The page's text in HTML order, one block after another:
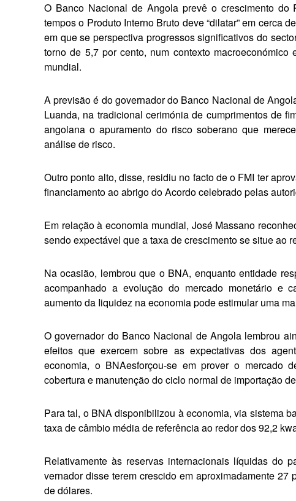
O Banco Nacional de Angola prevê o crescimento
tempos o Produto Interno Bruto deve “dilatar” em cerca
em que se perspectiva progressos significativos do
torno de 5,7 por cento, num contexto
mundial.
A previsão é do governador do Banco Nacional de
Luanda, na tradicional ceri­mónia de cumprimentos de
angolana o apuramento do risco soberano que
análise de risco.
Outro ponto alto, disse, residiu no facto de o FMI ter
financiamento ao abrigo do Acordo celebrado pelas
Em relação à economia mundial, José Massano
sendo expectável que a taxa de crescimento se situe ao
Na ocasião, lembrou que o BNA, enquanto entidade
acompanhado a evolução do mer­cado monetário e
aumento da Iiquidez na economia pode estimular uma
O governador do Banco Nacional de Angola lembrou
efeitos que exercem sobre as expec­tativas dos
economia, o BNAesforçou-se em prover o mercado
cobertura e ma­nutenção do ciclo normal de impor­tação
Para tal, o BNA disponibilizou à economia, via sistema
taxa de câmbio média de refe­rência ao redor dos 92,2
Relativamente às reservas interna­cionais líquidas do
vernador disse terem crescido em aproximadamente
de dólares.